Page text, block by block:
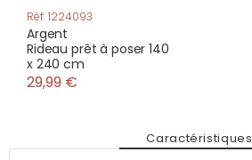
Réf: 1224093
Argent
Rideau prêt à poser 140
x 240 cm
29,99 €
Caractéristiques